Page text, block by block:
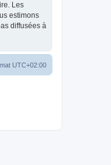
Les
estimons
diffusées à
UTC+02:00